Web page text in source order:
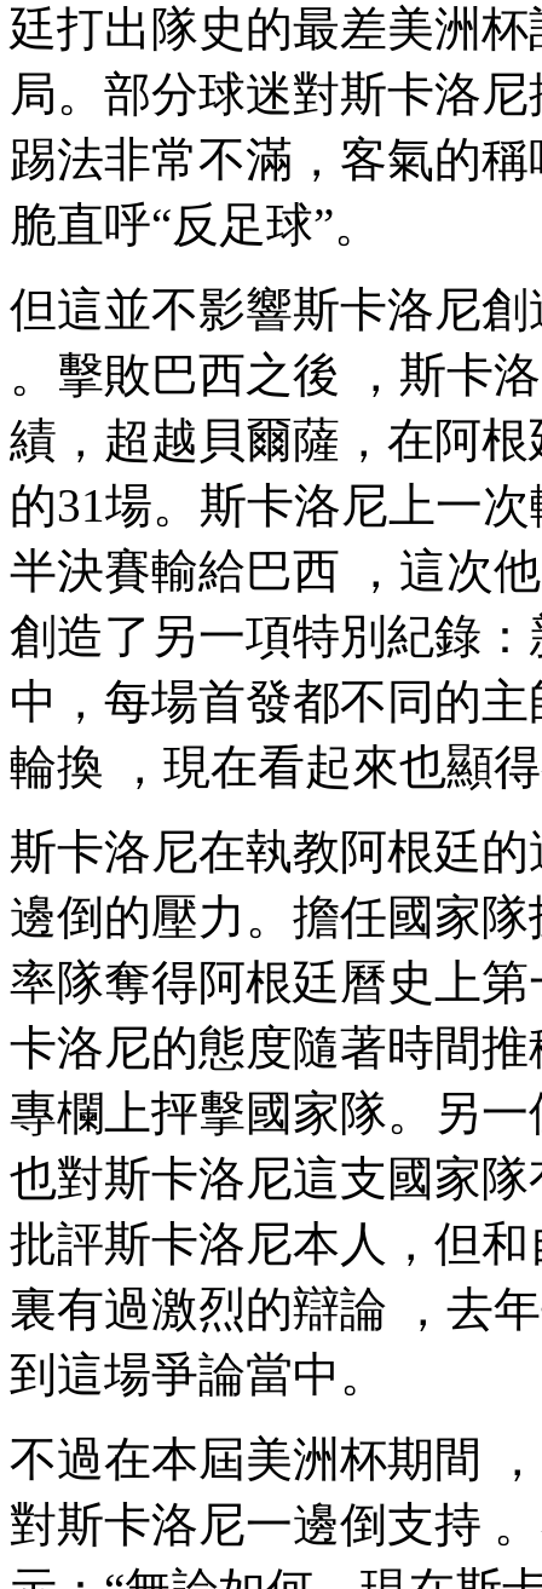
廷打出隊史的最差美洲杯
局。部分球迷對斯卡洛
踢法非常不滿，客氣的
脆直呼“反足球”。
但這並不影響斯卡洛尼創
。擊敗巴西之後 ，斯
績，超越貝爾薩 ，
的31場 。斯卡洛尼上一
半決賽輸給巴西 ，這次
創造了另一項特別紀錄
中，每場首發都不同的
輪換 ，現在看起來也顯
斯卡洛尼在執教阿根廷的
邊倒的壓力 。擔任國家隊
率隊奪得阿根廷曆史上第
卡洛尼的態度隨著時間推移
專欄上抨擊國家隊。另
也對斯卡洛尼這支國家隊
批評斯卡洛尼本人，但
裏有過激烈的辯論 ，
到這場爭論當中。
不過在本屆美洲杯期間
對斯卡洛尼一邊倒支持